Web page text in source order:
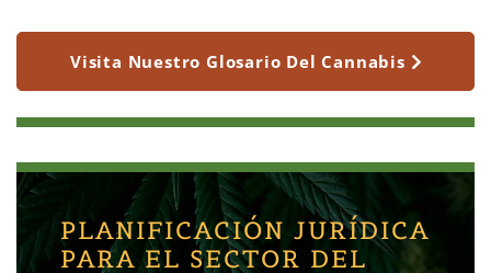
Visita Nuestro Glosario Del Cannabis
PLANIFICACIÓN JURÍDICA
PARA EL SECTOR DEL